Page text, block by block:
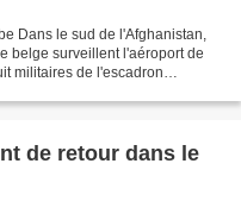
Dans le sud de l'Afghanistan,
belge surveillent l'aéroport de
militaires de l'escadron
de retour dans le